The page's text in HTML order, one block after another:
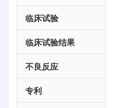
临床试验
临床试验结果
不良反应
专利